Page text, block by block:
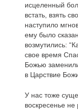
исцеленный
встать, взять
наступило
ему было
возмутились:
свое время
Божью
в Царствие
У нас тоже
воскресенье не